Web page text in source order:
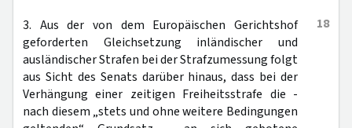
18
3. Aus der von dem Europäischen Gerichtshof
geforderten Gleichsetzung inländischer und
ausländischer Strafen bei der Strafzumessung folgt
aus Sicht des Senats darüber hinaus, dass bei der
Verhängung einer zeitigen Freiheitsstrafe die -
nach diesem „stets und ohne weitere Bedingungen